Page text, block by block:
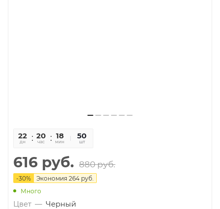
22
дн
20
час
18
мин
33
сек
50
шт
616 руб. 880руб.
-30% Экономия 264 руб.
Много
Цвет — Черный